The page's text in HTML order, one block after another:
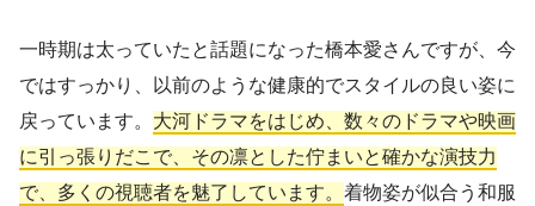
一時期は太っていたと話題になった橋本愛さんですが、今
ではすっかり、以前のような健康的でスタイルの良い姿に
戻っています。 大河ドラマをはじめ、数々のドラマや映画
に引っ張りだこで、その凛とした佇まいと確かな演技力
で、多くの視聴者を魅了しています。 着物姿が似合う和服